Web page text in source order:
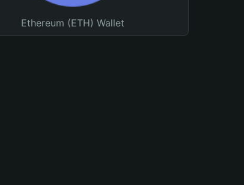
Ethereum (ETH) Wallet